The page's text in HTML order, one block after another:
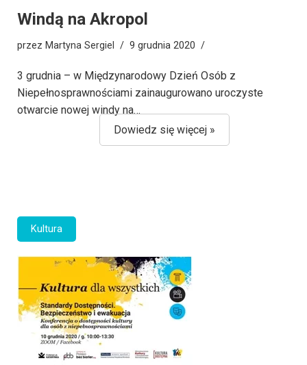
Windą na Akropol
przez Martyna Sergiel 9 grudnia 2020
3 grudnia – w Międzynarodowy Dzień Osób z
Niepełnosprawnościami zainaugurowano uroczyste
otwarcie nowej windy na…
Dowiedz się więcej »
Kultura